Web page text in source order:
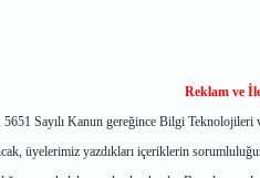
Reklam ve
5651 Sayılı Kanun gereğince Bilgi
üyelerimiz yazdıkları içeriklerin